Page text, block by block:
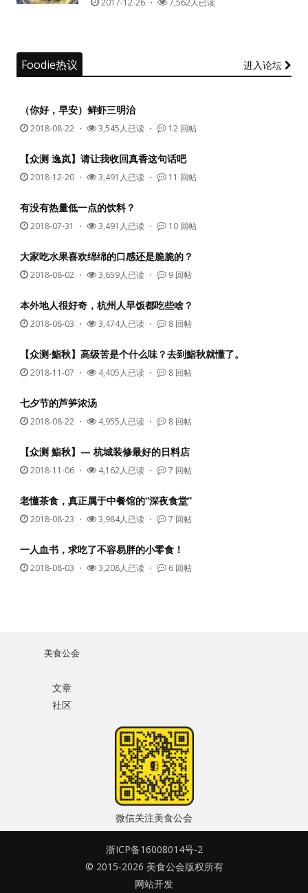
2017-12-26 ・ 7,562人已读
Foodie热议 进入论坛
（你好，早安）鲜虾三明治
2018-08-22 ・ 3,545人已读 ・ 12 回帖
【众测 逸岚】请让我收回真香这句话吧
2018-12-20 ・ 3,491人已读 ・ 11 回帖
有没有热量低一点的饮料？
2018-07-31 ・ 3,491人已读 ・ 10 回帖
大家吃水果喜欢绵绵的口感还是脆脆的？
2018-08-02 ・ 3,659人已读 ・ 9 回帖
本外地人很好奇，杭州人早饭都吃些啥？
2018-08-03 ・ 3,474人已读 ・ 8 回帖
【众测·鮨秋】高级苦是个什么味？去到鮨秋就懂了。
2018-11-07 ・ 4,405人已读 ・ 8 回帖
七夕节的芦笋浓汤
2018-08-22 ・ 4,955人已读 ・ 8 回帖
【众测 鮨秋】— 杭城装修最好的日料店
2018-11-06 ・ 4,162人已读 ・ 7 回帖
老懂茶食，真正属于中餐馆的“深夜食堂”
2018-08-23 ・ 3,984人已读 ・ 7 回帖
一人血书，求吃了不容易胖的小零食！
2018-08-03 ・ 3,208人已读 ・ 6 回帖
美食公会
文章
社区
微信关注美食公会
浙ICP备16008014号-2
© 2015-2026 美食公会版权所有
网站开发